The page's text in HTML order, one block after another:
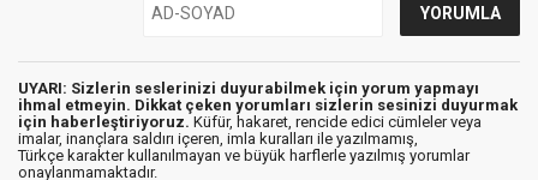
UYARI: Sizlerin seslerinizi duyurabilmek için yorum yapmayı
ihmal etmeyin. Dikkat çeken yorumları sizlerin sesinizi duyurmak
için haberleştiriyoruz. Küfür, hakaret, rencide edici cümleler veya
imalar, inançlara saldırı içeren, imla kuralları ile yazılmamış,
Türkçe karakter kullanılmayan ve büyük harflerle yazılmış yorumlar
onaylanmamaktadır.